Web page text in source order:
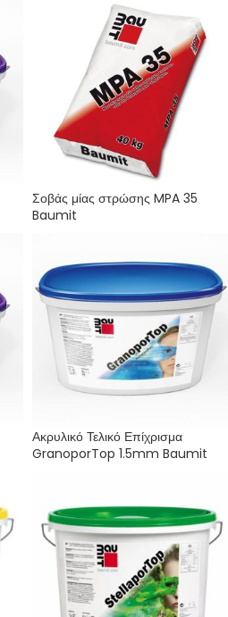
Σοβάς μίας στρώσης MPA 35
Baumit
Ακρυλικό Τελικό Επίχρισμα
GranoporTop 1.5mm Baumit